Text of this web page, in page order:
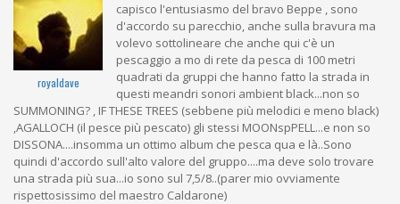
royaldave
capisco l'entusiasmo del bravo Beppe , sono
d'accordo su parecchio, anche sulla bravura ma
volevo sottolineare che anche qui c'è un
pescaggio a mo di rete da pesca di 100 metri
quadrati da gruppi che hanno fatto la strada in
questi meandri sonori ambient black...non so
SUMMONING? , IF THESE TREES (sebbene più melodici e meno black)
,AGALLOCH (il pesce più pescato) gli stessi MOONspPELL...e non so
DISSONA....insomma un ottimo album che pesca qua e là..Sono
quindi d'accordo sull'alto valore del gruppo....ma deve solo trovare
una strada più sua...io sono sul 7,5/8..(parer mio ovviamente
rispettosissimo del maestro Caldarone)